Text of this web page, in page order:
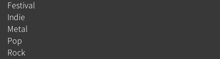
Festival
Indie
Metal
Pop
Rock